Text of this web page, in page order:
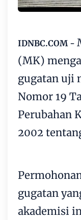
IDNBC.COM -
(MK)
gugatan uji
Nomor 19
Perubahan
2002
gugatan
akademisi